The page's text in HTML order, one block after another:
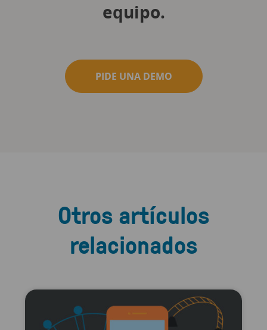
equipo.
PIDE UNA DEMO
Otros artículos
relacionados